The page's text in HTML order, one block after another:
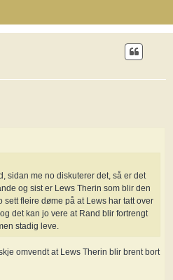
sidan me no diskuterer det, så er det
og sist er Lews Therin som blir den
sett fleire døme på at Lews har tatt over
det kan jo vere at Rand blir fortrengt
stadig leve.
omvendt at Lews Therin blir brent bort